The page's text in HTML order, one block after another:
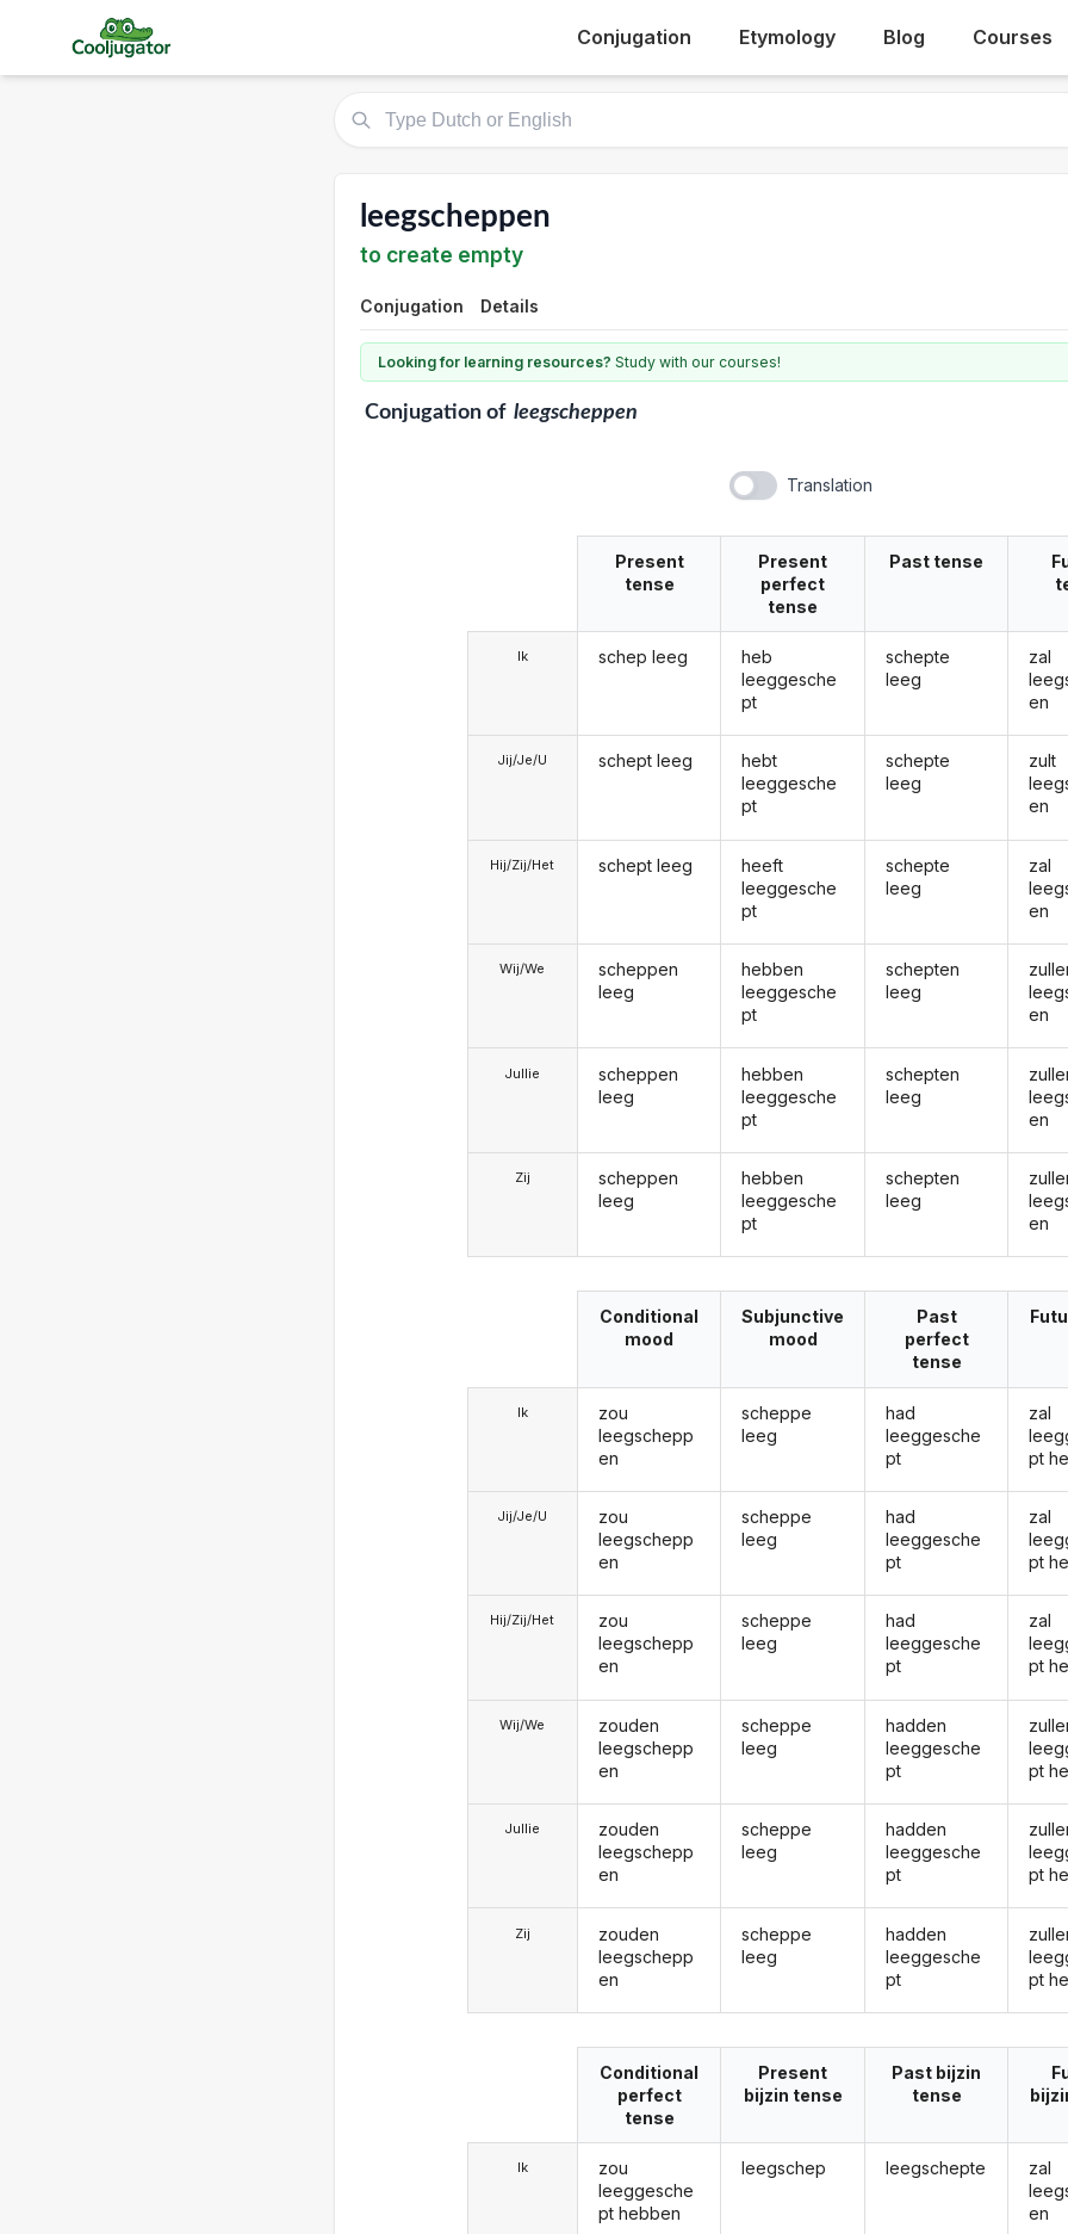
Conjugation Etymology Blog Courses
leegscheppen
to create empty
Conjugation Details
Looking for learning resources? Study with our courses!
Conjugationof leegscheppen
Translation
Ik
Jij/Je/U
Hij/Zij/Het
Wij/We
Jullie
Zij
Present
tense
schep leeg
schept leeg
schept leeg
scheppen
leeg
scheppen
leeg
scheppen
leeg
Present
perfect
tense
heb
leeggesche
pt
hebt
leeggesche
pt
heeft
leeggesche
pt
hebben
leeggesche
pt
hebben
leeggesche
pt
hebben
leeggesche
pt
Past tense
schepte
leeg
schepte
leeg
schepte
leeg
schepten
leeg
schepten
leeg
schepten
leeg
zal
en
zult
en
zal
en
en
en
en
Ik
Jij/Je/U
Hij/Zij/Het
Wij/We
Jullie
Zij
Conditional
mood
zou
leegschepp
en
zou
leegschepp
en
zou
leegschepp
en
zouden
leegschepp
en
zouden
leegschepp
en
zouden
leegschepp
en
Subjunctive
mood
scheppe
leeg
scheppe
leeg
scheppe
leeg
scheppe
leeg
scheppe
leeg
scheppe
leeg
Past
perfect
tense
had
leeggesche
pt
had
leeggesche
pt
had
leeggesche
pt
hadden
leeggesche
pt
hadden
leeggesche
pt
hadden
leeggesche
pt
zal
pt
zal
pt
zal
pt
pt
pt
pt
Ik
Conditional
perfect
tense
zou
leeggesche
pt hebben
Present
bijzin tense
leegschep
Past bijzin
tense
leegschepte
zal
en